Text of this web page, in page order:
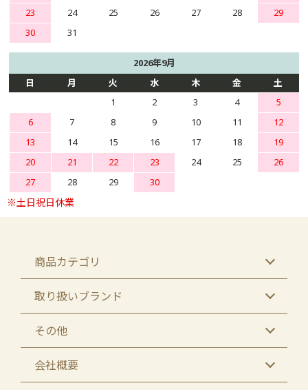
23
24 25 26 27 28
29
30
31
2026年9月
日
月 火 水 木 金
土
1
2 3 4
5
6
7 8 9 10 11
12
13
14 15 16 17 18
19
20
21 22 23 24 25
26
27
28 29 30
商品カテゴリ
取り扱いブランド
その他
会社概要